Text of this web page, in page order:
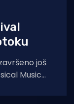
još
Music